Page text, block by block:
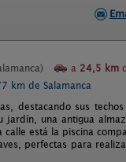
a 24,5 km
km de Salamanca
destacando sus
jardín, una antigua
está la piscina
perfectas para